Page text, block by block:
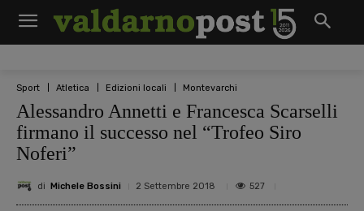
Sport Atletica Edizioni locali Montevarchi
Alessandro Annetti e Francesca Scarselli
firmano il successo nel “Trofeo Siro
Noferi”
di Michele Bossini 2 Settembre 2018 527